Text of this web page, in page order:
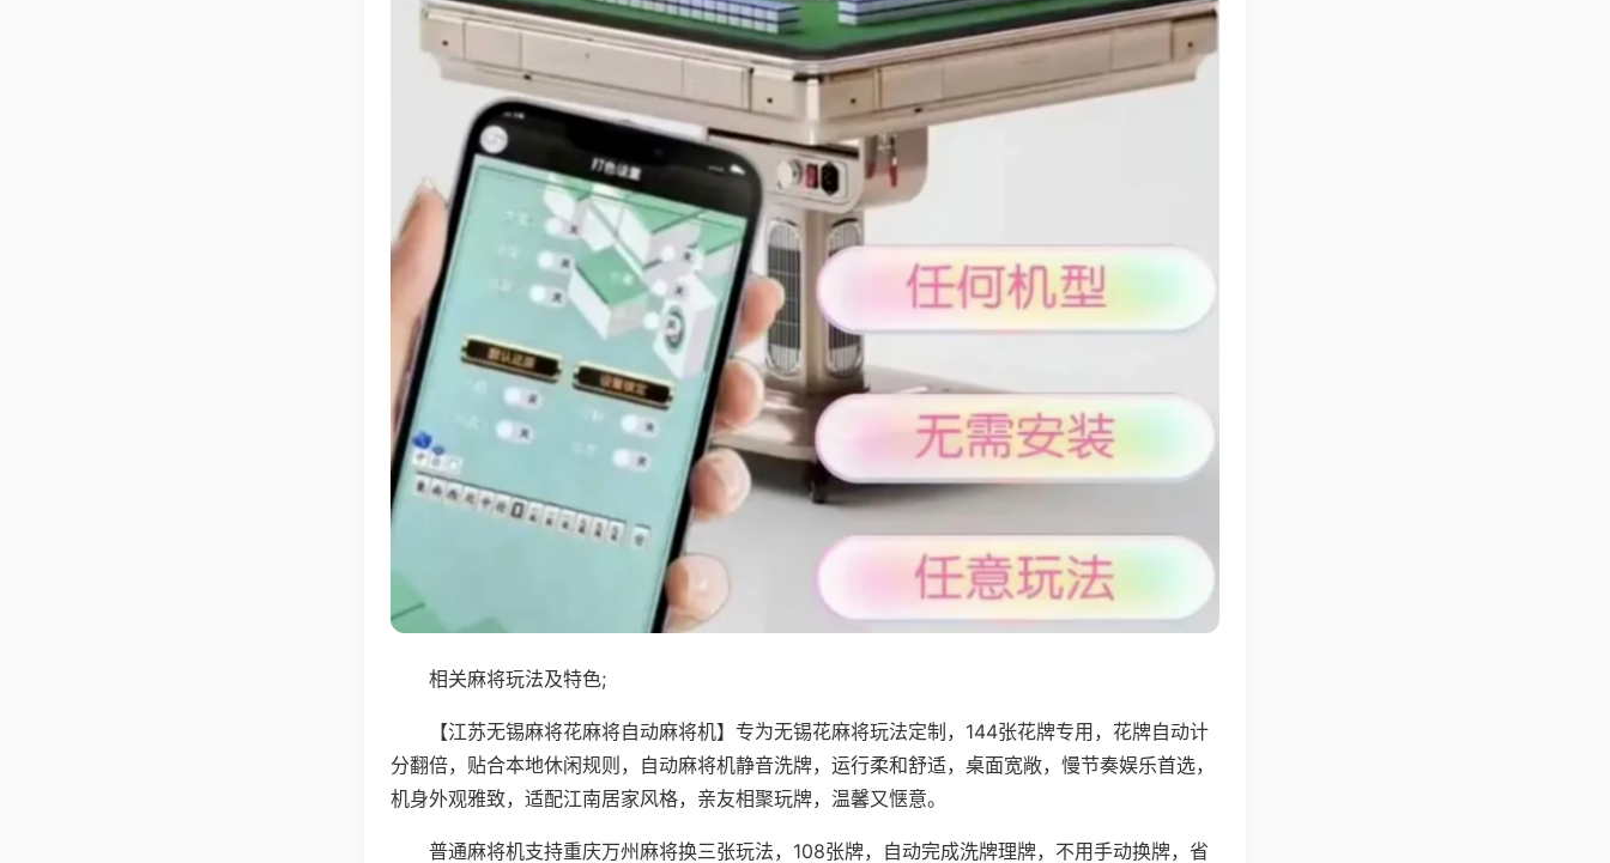
相关麻将玩法及特色;
【江苏无锡麻将花麻将自动麻将机】专为无锡花麻将玩法定制，144张花牌专用，花牌自动计
分翻倍，贴合本地休闲规则，自动麻将机静音洗牌，运行柔和舒适，桌面宽敞，慢节奏娱乐首选，
机身外观雅致，适配江南居家风格，亲友相聚玩牌，温馨又惬意。
普通麻将机支持重庆万州麻将换三张玩法，108张牌，自动完成洗牌理牌，不用手动换牌，省